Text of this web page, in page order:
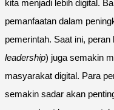
kita menjadi lebih digital.
pemanfaatan dalam
pemerintah. Saat ini,
leadership) juga semakin
masyarakat digital. Para
semakin sadar akan